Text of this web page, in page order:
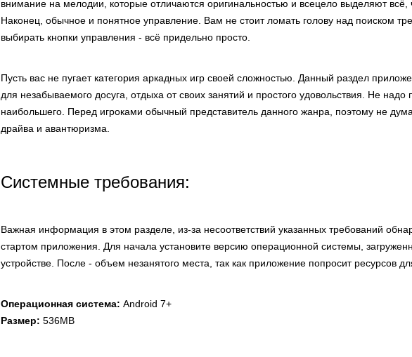
внимание на мелодии, которые отличаются оригинальностью и всецело выделяют всё,
Наконец, обычное и понятное управление. Вам не стоит ломать голову над поиском
выбирать кнопки управления - всё придельно просто.
Пусть вас не пугает категория аркадных игр своей сложностью. Данный раздел
для незабываемого досуга, отдыха от своих занятий и простого удовольствия. Не надо
наибольшего. Перед игроками обычный представитель данного жанра, поэтому не
драйва и авантюризма.
Системные требования:
Важная информация в этом разделе, из-за несоответствий указанных требований
стартом приложения. Для начала установите версию операционной системы,
устройстве. После - объем незанятого места, так как приложение попросит ресурсов
Операционная система: Android 7+
Размер: 536MB